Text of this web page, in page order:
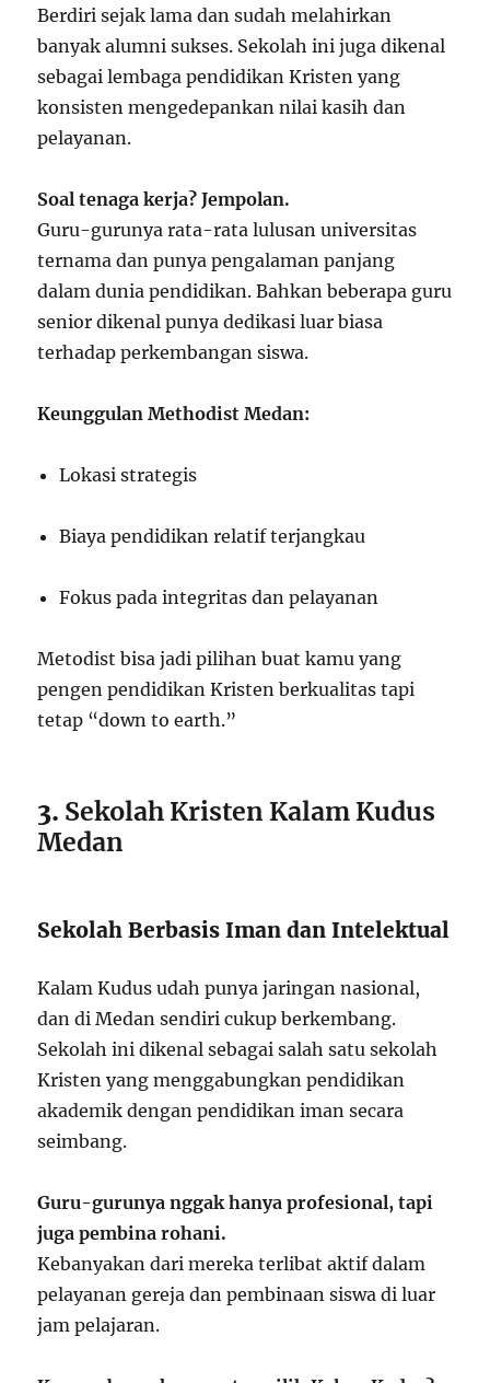
Berdiri sejak lama dan sudah melahirkan
banyak alumni sukses. Sekolah ini juga dikenal
sebagai lembaga pendidikan Kristen yang
konsisten mengedepankan nilai kasih dan
pelayanan.
Soal tenaga kerja? Jempolan.
Guru-gurunya rata-rata lulusan universitas
ternama dan punya pengalaman panjang
dalam dunia pendidikan. Bahkan beberapa guru
senior dikenal punya dedikasi luar biasa
terhadap perkembangan siswa.
Keunggulan Methodist Medan:
Lokasi strategis
Biaya pendidikan relatif terjangkau
Fokus pada integritas dan pelayanan
Metodist bisa jadi pilihan buat kamu yang
pengen pendidikan Kristen berkualitas tapi
tetap “down to earth.”
3. Sekolah Kristen Kalam Kudus
Medan
Sekolah Berbasis Iman dan Intelektual
Kalam Kudus udah punya jaringan nasional,
dan di Medan sendiri cukup berkembang.
Sekolah ini dikenal sebagai salah satu sekolah
Kristen yang menggabungkan pendidikan
akademik dengan pendidikan iman secara
seimbang.
Guru-gurunya nggak hanya profesional, tapi
juga pembina rohani.
Kebanyakan dari mereka terlibat aktif dalam
pelayanan gereja dan pembinaan siswa di luar
jam pelajaran.